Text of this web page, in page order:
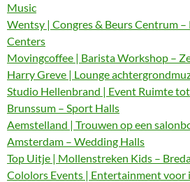
Music
Wentsy | Congres & Beurs Centrum
Centers
Movingcoffee | Barista Workshop –
Harry Greve | Lounge
Studio Hellenbrand | Event Ruimte
Brunssum – Sport Halls
Aemstelland | Trouwen op een
Amsterdam – Wedding Halls
Top Uitje | Mollenstreken Kids –
Cololors Events | Entertainment voor